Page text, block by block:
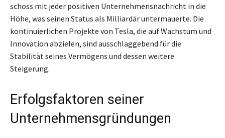
schoss mit jeder positiven Unternehmensnachricht in die
Höhe, was seinen Status als Milliardär untermauerte. Die
kontinuierlichen Projekte von Tesla, die auf Wachstum und
Innovation abzielen, sind ausschlaggebend für die
Stabilität seines Vermögens und dessen weitere
Steigerung.
Erfolgsfaktoren seiner
Unternehmensgründungen